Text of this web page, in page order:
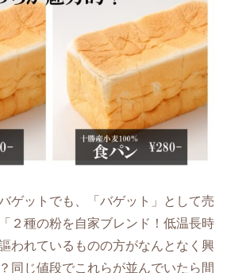
ゲットでも、「バゲット」として売
２種の粉を自家ブレンド！低温長時
われているものの方がなんとなく興
同じ値段でこれらが並んでいたら間